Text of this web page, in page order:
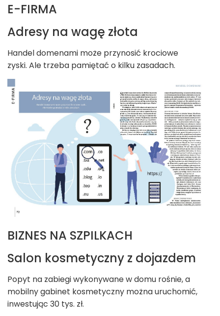
E-FIRMA
Adresy na wagę złota
Handel domenami może przynosić krociowe
zyski. Ale trzeba pamiętać o kilku zasadach.
BIZNES NA SZPILKACH
Salon kosmetyczny z dojazdem
Popyt na zabiegi wykonywane w domu rośnie, a
mobilny gabinet kosmetyczny można uruchomić,
inwestując 30 tys. zł.